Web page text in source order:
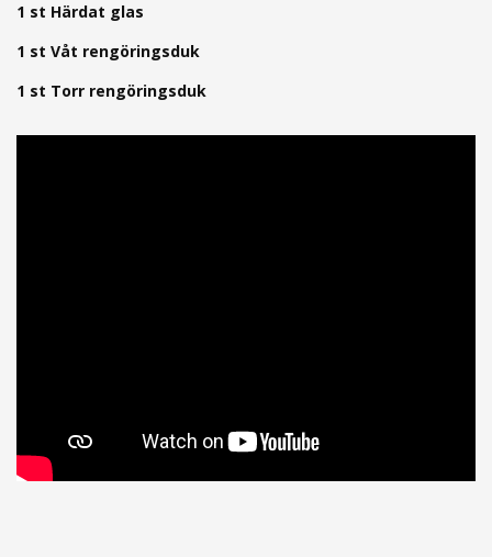
1 st Härdat glas
1 st Våt rengöringsduk
1 st Torr rengöringsduk